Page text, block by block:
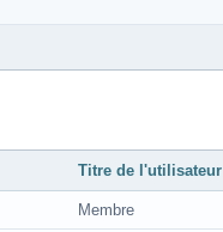
Titre de l'utilisateur
Membre